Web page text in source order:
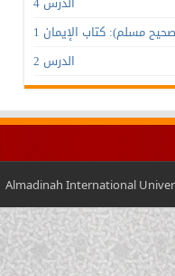
الدرس 2
Almadinah International